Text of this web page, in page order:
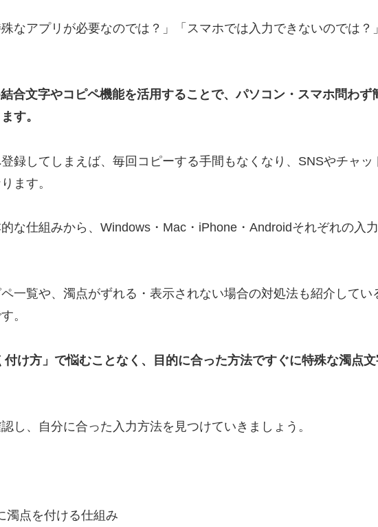
なアプリが必要なのでは？」「スマホでは入力できないのでは？
合文字やコピペ機能を活用することで、パソコン・スマホ問わず
す。
録してしまえば、毎回コピーする手間もなくなり、SNSやチャッ
ます。
な仕組みから、Windows・Mac・iPhone・Androidそれぞれの入
一覧や、濁点がずれる・表示されない場合の対処法も紹介してい
。
け方」で悩むことなく、目的に合った方法ですぐに特殊な濁点
し、自分に合った入力方法を見つけていきましょう。
濁点を付ける仕組み